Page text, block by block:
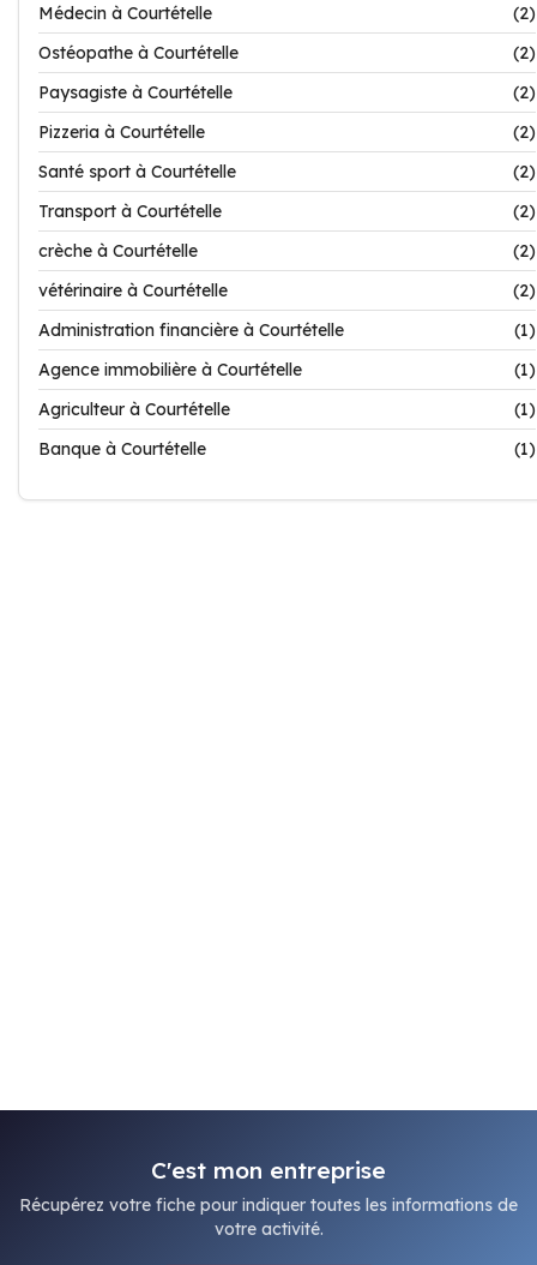
Médecin à Courtételle
(2)
Ostéopathe à Courtételle
(2)
Paysagiste à Courtételle
(2)
Pizzeria à Courtételle
(2)
Santé sport à Courtételle
(2)
Transport à Courtételle
(2)
crèche à Courtételle
(2)
vétérinaire à Courtételle
(2)
Administration financière à Courtételle
(1)
Agence immobilière à Courtételle
(1)
Agriculteur à Courtételle
(1)
Banque à Courtételle
(1)
C'est mon entreprise
Récupérez votre fiche pour indiquer toutes les informations de
votre activité.